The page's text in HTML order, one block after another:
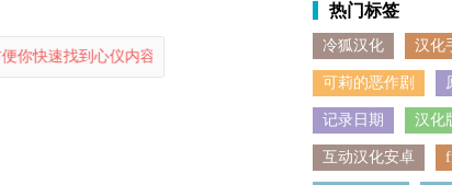
仪内容。软件支持一键搜索，还贴心配备了离线缓存和暗
热门标签
冷狐汉化 汉化
可莉的恶作剧
记录日期 汉化
互动汉化安卓